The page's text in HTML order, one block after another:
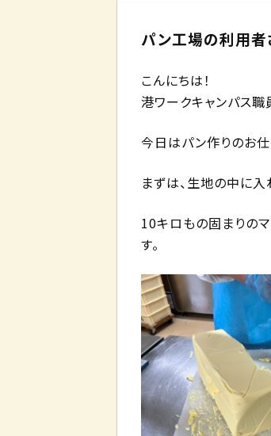
パン工場の利用者
こんにちは！
港ワークキャンパス職
今日はパン作りのお
まずは、生地の中に入
10キロもの固まりの
す。